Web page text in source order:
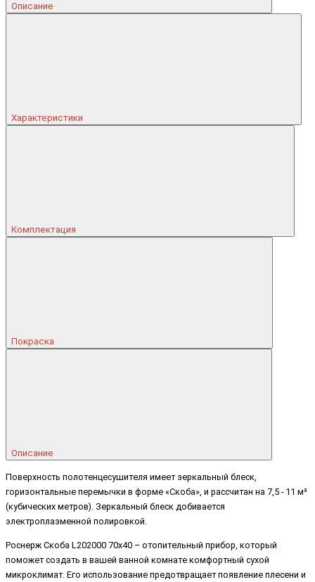
Описание
Характеристики
Комплектация
Покраска
Описание
Поверхность полотенцесушителя имеет зеркальный блеск,
горизонтальные перемычки в форме «Скоба», и рассчитан на 7,5 - 11 м³
(кубических метров). Зеркальный блеск добивается
электроплазменной полировкой.
Роснерж Скоба L202000 70x40 – отопительный прибор, который
поможет создать в вашей ванной комнате комфортный сухой
микроклимат. Его использование предотвращает появление плесени и